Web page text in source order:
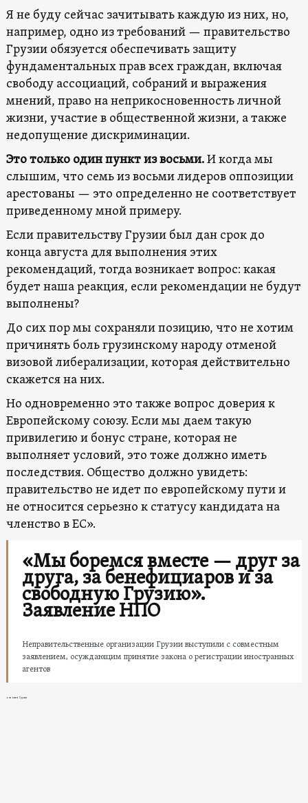
Я не буду сейчас зачитывать каждую из них, но,
например, одно из требований — правительство
Грузии обязуется обеспечивать защиту
фундаментальных прав всех граждан, включая
свободу ассоциаций, собраний и выражения
мнений, право на неприкосновенность личной
жизни, участие в общественной жизни, а также
недопущение дискриминации.
Это только один пункт из восьми.И когда мы
слышим, что семь из восьми лидеров оппозиции
арестованы — это определенно не соответствует
приведенному мной примеру.
Если правительству Грузии был дан срок до
конца августа для выполнения этих
рекомендаций, тогда возникает вопрос: какая
будет наша реакция, если рекомендации не будут
выполнены?
До сих пор мы сохраняли позицию, что не хотим
причинять боль грузинскому народу отменой
визовой либерализации, которая действительно
скажется на них.
Но одновременно это также вопрос доверия к
Европейскому союзу. Если мы даем такую
привилегию и бонус стране, которая не
выполняет условий, это тоже должно иметь
последствия. Общество должно увидеть:
правительство не идет по европейскому пути и
не относится серьезно к статусу кандидата на
членство в ЕС».
«Мы боремся вместе — друг за
друга, за бенефициаров и за
свободную Грузию».
Заявление НПО
Неправительственные организации Грузии выступили с совместным
заявлением, осуждающим принятие закона о регистрации иностранных
агентов
новости в Грузии